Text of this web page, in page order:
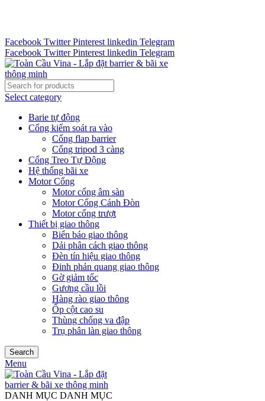
Facebook Twitter Pinterest linkedin Telegram
Facebook Twitter Pinterest linkedin Telegram
Select category
Barie tự động
Cổng kiểm soát ra vào
Cổng flap barrier
Cổng tripod 3 càng
Cổng Treo Tự Động
Hệ thống bãi xe
Motor Cổng
Motor cổng âm sàn
Motor Cổng Cánh Đòn
Motor cổng trượt
Thiết bị giao thông
Biển báo giao thông
Dải phân cách giao thông
Đèn tín hiệu giao thông
Đinh phản quang giao thông
Gờ giảm tốc
Gương cầu lồi
Hàng rào giao thông
Ốp cột cao su
Thùng chống va đập
Trụ phân làn giao thông
Search
Menu
DANH MỤC DANH MỤC